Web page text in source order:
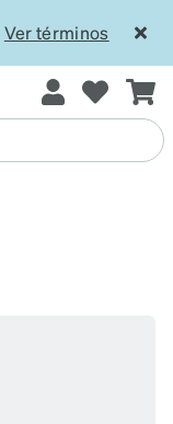
Ver términos